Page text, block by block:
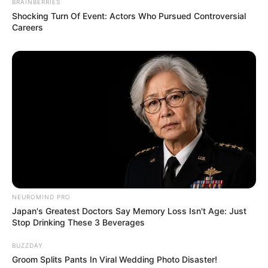
Tinggi, Berat & Penampilan Fisik
Tinggi Badan: 156 cm
Ukuran Sepatu: –
Ukuran Baju: –
Pendidikan
BRAINBERRIES
Shocking Turn Of Event: Actors Who Pursued Controversial
Careers
NEUROMIND PRO
Japan's Greatest Doctors Say Memory Loss Isn't Age: Just
Stop Drinking These 3 Beverages
BUZZDAY
Groom Splits Pants In Viral Wedding Photo Disaster!